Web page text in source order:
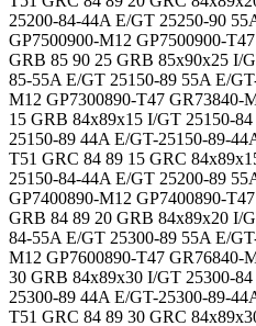
25200-84-44A E/GT 25250-90
GP7500900-M12 GP7500900-
GRB 85 90 25 GRB 85x90x25 I/
85-55A E/GT 25150-89 55A E/
M12 GP7300890-T47 GR73840-
15 GRB 84x89x15 I/GT 25150-
25150-89 44A E/GT-25150-89-
T51 GRC 84 89 15 GRC
25150-84-44A E/GT 25200-89
GP7400890-M12 GP7400890-
GRB 84 89 20 GRB 84x89x20 I/
84-55A E/GT 25300-89 55A E/
M12 GP7600890-T47 GR76840-
30 GRB 84x89x30 I/GT 25300-
25300-89 44A E/GT-25300-89-
T51 GRC 84 89 30 GRC